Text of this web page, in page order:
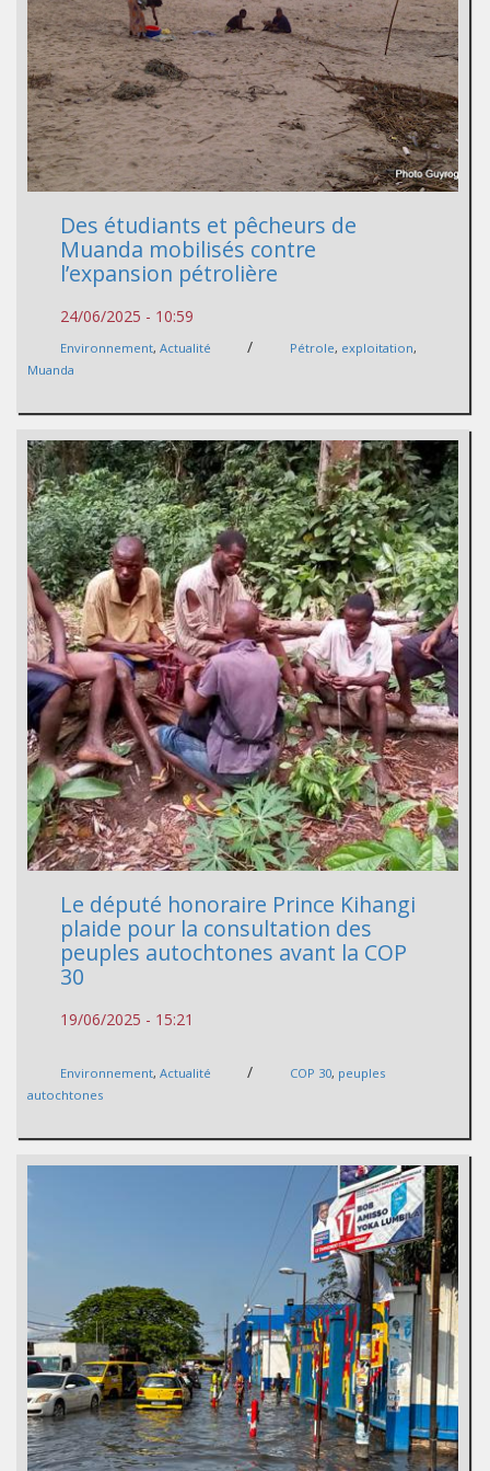
Des étudiants et pêcheurs de
Muanda mobilisés contre
l’expansion pétrolière
24/06/2025 - 10:59
Environnement, Actualité / Pétrole, exploitation,
Muanda
Le député honoraire Prince Kihangi
plaide pour la consultation des
peuples autochtones avant la COP
30
19/06/2025 - 15:21
Environnement, Actualité / COP 30, peuples
autochtones